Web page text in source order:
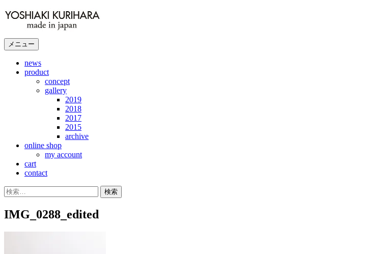
ン
ン
ツ
メニュー
news
product
concept
gallery
2019
2018
2017
2015
archive
online shop
my account
cart
contact
検
IMG_0288_edited